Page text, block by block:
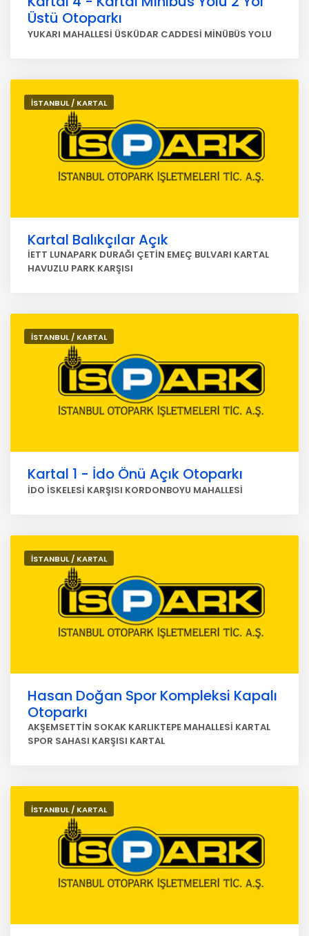
Üstü Otoparkı
YUKARI MAHALLESİ ÜSKÜDAR CADDESİ MİNÜBÜS YOLU
İSTANBUL / KARTAL
Kartal Balıkçılar Açık
İETT LUNAPARK DURAĞI ÇETİN EMEÇ BULVARI KARTAL
HAVUZLU PARK KARŞISI
İSTANBUL / KARTAL
Kartal 1 - İdo Önü Açık Otoparkı
İDO İSKELESİ KARŞISI KORDONBOYU MAHALLESİ
İSTANBUL / KARTAL
Hasan Doğan Spor Kompleksi Kapalı
Otoparkı
AKŞEMSETTİN SOKAK KARLIKTEPE MAHALLESİ KARTAL
SPOR SAHASI KARŞISI KARTAL
İSTANBUL / KARTAL